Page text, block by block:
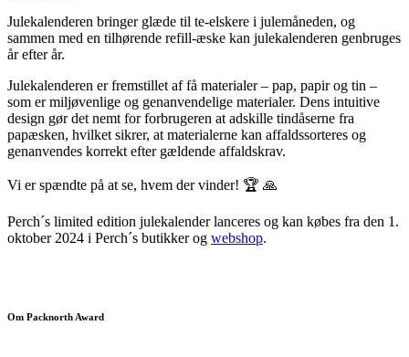
Julekalenderen bringer glæde til te-elskere i julemåneden, og
sammen med en tilhørende refill-æske kan julekalenderen genbruges
år efter år.
Julekalenderen er fremstillet af få materialer – pap, papir og tin –
som er miljøvenlige og genanvendelige materialer. Dens intuitive
design gør det nemt for forbrugeren at adskille tindåserne fra
papæsken, hvilket sikrer, at materialerne kan affaldssorteres og
genanvendes korrekt efter gældende affaldskrav.
Vi er spændte på at se, hvem der vinder! 🏆 🙏
Perch´s limited edition julekalender lanceres og kan købes fra den 1.
oktober 2024 i Perch´s butikker og webshop.
Om Packnorth Award